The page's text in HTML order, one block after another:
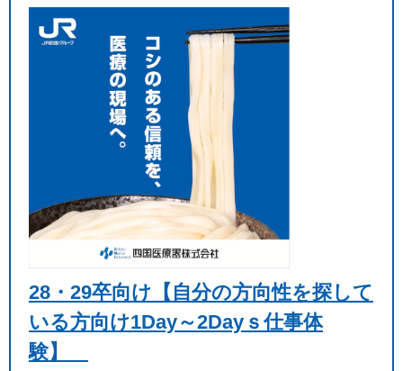
28・29卒向け【自分の方向性を探して
いる方向け1Day～2Dayｓ仕事体
験】